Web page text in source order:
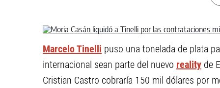
Marcelo Tinelli puso una tonelada de plata
internacional sean parte del nuevo reality de
Cristian Castro cobraría 150 mil dólares por